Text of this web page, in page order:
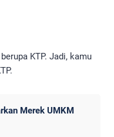
KTP. Jadi, kamu
Merek UMKM